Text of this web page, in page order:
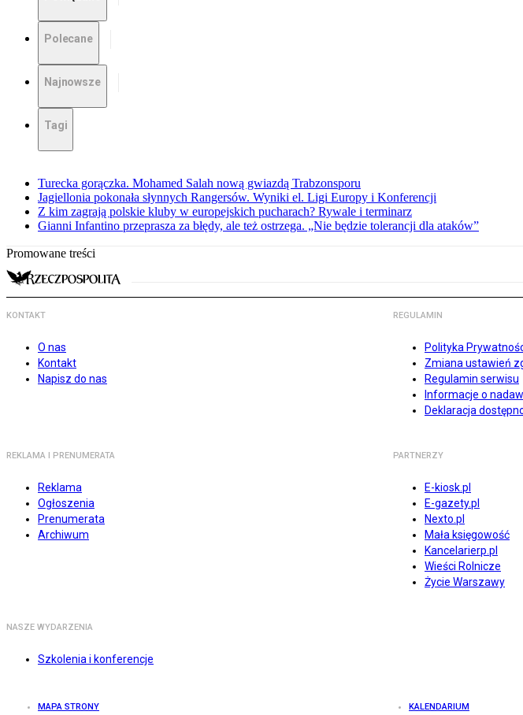
Polecane
Najnowsze
Tagi
Turecka gorączka. Mohamed Salah nową gwiazdą Trabzonsporu
Jagiellonia pokonała słynnych Rangersów. Wyniki el. Ligi Europy i Konferencji
Z kim zagrają polskie kluby w europejskich pucharach? Rywale i terminarz
Gianni Infantino przeprasza za błędy, ale też ostrzega. „Nie będzie tolerancji dla ataków”
Promowane treści
KONTAKT
O nas
Kontakt
Napisz do nas
REGULAMIN
Polityka
Zmiana ustawień
Regulamin serwisu
Informacje o
Deklaracja
REKLAMA I PRENUMERATA
Reklama
Ogłoszenia
Prenumerata
Archiwum
PARTNERZY
E-kiosk.pl
E-gazety.pl
Nexto.pl
Mała księgowość
Kancelarierp.pl
Wieści Rolnicze
Życie Warszawy
NASZE WYDARZENIA
Szkolenia i konferencje
MAPA STRONY KALENDARIUM